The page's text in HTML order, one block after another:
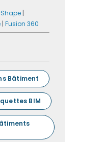
|
| Fusion 360
Bâtiment
BIM